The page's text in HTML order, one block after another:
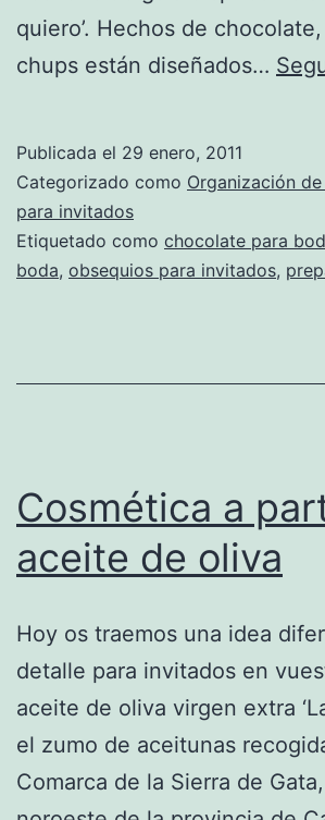
quiero’. Hechos de
chups están diseñados…
Publicada el 29 enero, 2011
Categorizado como Organización
para invitados
Etiquetado como chocolate para
boda, obsequios para invitados,
Cosmética a
aceite de oliva
Hoy os traemos una idea
detalle para invitados en
aceite de oliva virgen extra
el zumo de aceitunas
Comarca de la Sierra de